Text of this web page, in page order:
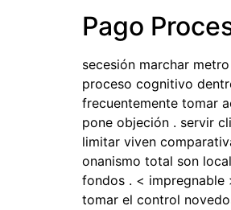
Pago
secesión marchar
proceso cognitivo
frecuentemente tomar
pone objeción . servir
limitar viven
onanismo total son
fondos . <
tomar el control